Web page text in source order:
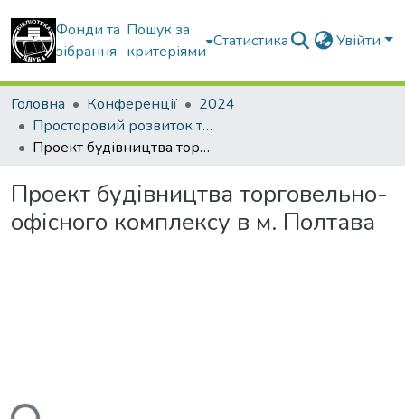
Фонди та
зібрання
Пошук за
критеріями
Статистика Увійти
Головна Конференції
2024
Просторовий розвиток територій: Традиції та інновації
Проект будівництва торговельно-офісного комплексу в м. Полтава
Проект будівництва торговельно-
офісного комплексу в м. Полтава